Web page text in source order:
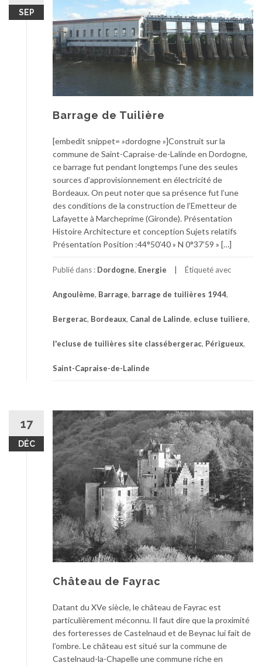
SEP
Barrage de Tuilière
[embedit snippet= »dordogne »]Construit sur la
commune de Saint-Capraise-de-Lalinde en Dordogne,
ce barrage fut pendant longtemps l’une des seules
sources d’approvisionnement en électricité de
Bordeaux. On peut noter que sa présence fut l’une
des conditions de la construction de l’Emetteur de
Lafayette à Marcheprime (Gironde). Présentation
Histoire Architecture et conception Sujets relatifs
Présentation Position :44°50’40 » N 0°37’59 » […]
Publié dans : Dordogne, Energie Étiqueté avec
Angoulème, Barrage, barrage de tuilières 1944,
Bergerac, Bordeaux, Canal de Lalinde, ecluse tuiliere,
l'ecluse de tuilières site classébergerac, Périgueux,
Saint-Capraise-de-Lalinde
17
DÉC
Château de Fayrac
Datant du XVe siècle, le château de Fayrac est
particulièrement méconnu. Il faut dire que la proximité
des forteresses de Castelnaud et de Beynac lui fait de
l’ombre. Le château est situé sur la commune de
Castelnaud-la-Chapelle une commune riche en